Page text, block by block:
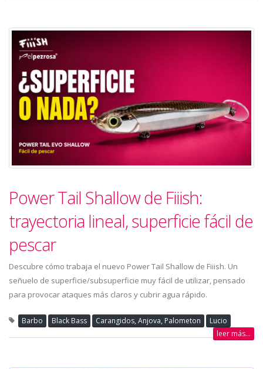
Power Tail Shallow de Fiiish:
trayectoria lineal, superficie fácil de
pescar
Descubre cómo trabaja el nuevo Power Tail Shallow de Fiiish. Un
señuelo de superficie/subsuperficie muy fácil de utilizar, pensado
para provocar ataques más claros y cubrir agua rápido.
Barbo Black Bass Carangidos, Anjova, Palometon
Lucio
leer más...